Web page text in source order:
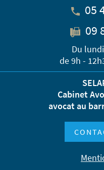
05
09
Du
de 9h -
Cabinet
avocat au